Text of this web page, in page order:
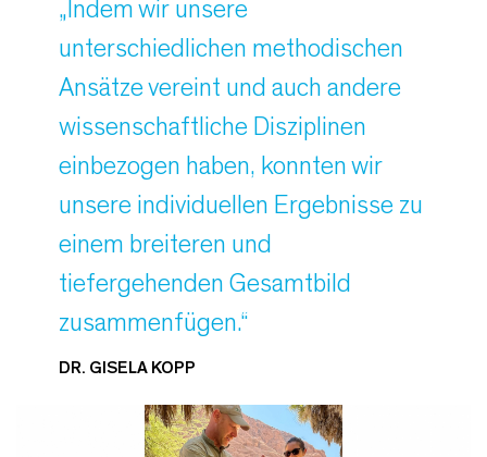
„Indem wir unsere
unterschiedlichen methodischen
Ansätze vereint und auch andere
wissenschaftliche Disziplinen
einbezogen haben, konnten wir
unsere individuellen Ergebnisse zu
einem breiteren und
tiefergehenden Gesamtbild
zusammenfügen.“
DR. GISELA KOPP